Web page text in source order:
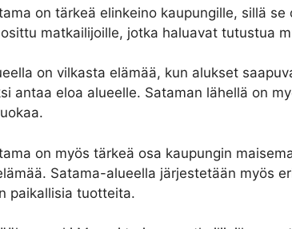
on tärkeä elinkeino kaupungille, sillä
matkailijoille, jotka haluavat tutustua
on vilkasta elämää, kun alukset
antaa eloa alueelle. Sataman lähellä on
on myös tärkeä osa kaupungin
Satama-alueella järjestetään myös
paikallisia tuotteita.